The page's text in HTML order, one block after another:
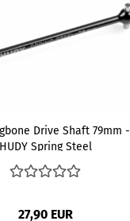
Drive Shaft 79mm -
HUDY Spring Steel
27,90 EUR